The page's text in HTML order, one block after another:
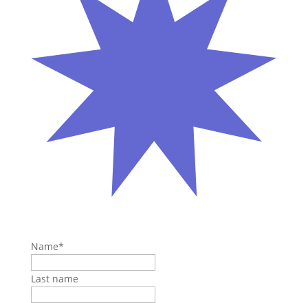
Name*
Last name